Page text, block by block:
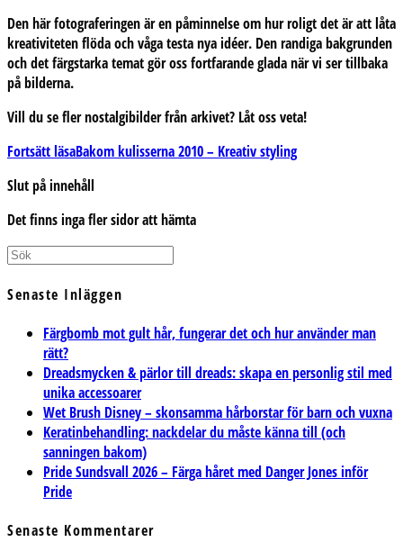
Den här fotograferingen är en påminnelse om hur roligt det är att låta
kreativiteten flöda och våga testa nya idéer. Den randiga bakgrunden
och det färgstarka temat gör oss fortfarande glada när vi ser tillbaka
på bilderna.
Vill du se fler nostalgibilder från arkivet? Låt oss veta!
Fortsätt läsaBakom kulisserna 2010 – Kreativ styling
Slut på innehåll
Det finns inga fler sidor att hämta
Senaste Inläggen
Färgbomb mot gult hår, fungerar det och hur använder man
rätt?
Dreadsmycken & pärlor till dreads: skapa en personlig stil med
unika accessoarer
Wet Brush Disney – skonsamma hårborstar för barn och vuxna
Keratinbehandling: nackdelar du måste känna till (och
sanningen bakom)
Pride Sundsvall 2026 – Färga håret med Danger Jones inför
Pride
Senaste Kommentarer